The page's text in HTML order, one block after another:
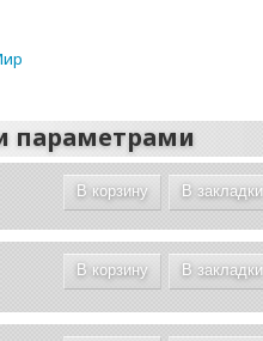
параметрами
В корзину В закладки
В корзину В закладки